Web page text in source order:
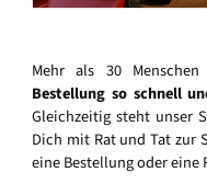
Mehr als 30
Bestellung so schnell
Gleichzeitig steht unser
Dich mit Rat und Tat zur
eine Bestellung oder eine